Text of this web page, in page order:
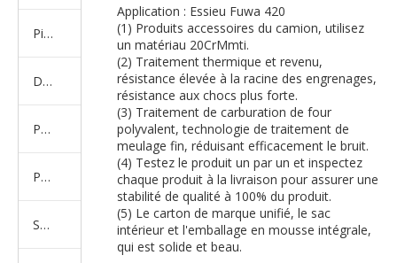
Pièces de rechange de machines d'ingénierie de camion minier
D'autres séries de camions
Produits d'essieux
Produits de support de châssis
Série de suspension équilibrée
Application : Essieu Fuwa 420
(1) Produits accessoires du camion, utilisez
un matériau 20CrMmti.
(2) Traitement thermique et revenu,
résistance élevée à la racine des engrenages,
résistance aux chocs plus forte.
(3) Traitement de carburation de four
polyvalent, technologie de traitement de
meulage fin, réduisant efficacement le bruit.
(4) Testez le produit un par un et inspectez
chaque produit à la livraison pour assurer une
stabilité de qualité à 100% du produit.
(5) Le carton de marque unifié, le sac
intérieur et l'emballage en mousse intégrale,
qui est solide et beau.